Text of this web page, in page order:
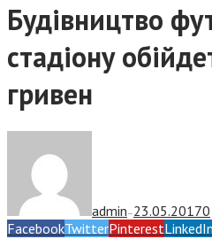
Будівництво
стадіону
гривен
admin — 23.05.20170
FacebookTwitterPinterestLinkedIn